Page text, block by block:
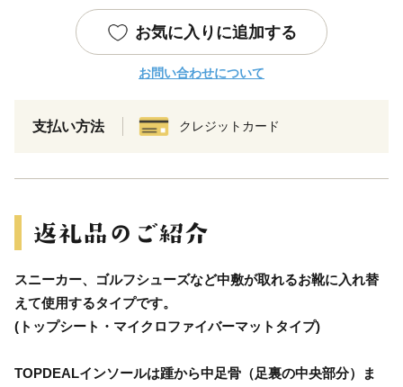
お気に入りに追加する
お問い合わせについて
支払い方法 クレジットカード
スニーカー、ゴルフシューズなど中敷が取れるお靴に入れ替
えて使用するタイプです。
(トップシート・マイクロファイバーマットタイプ)
TOPDEALインソールは踵から中足骨（足裏の中央部分）ま